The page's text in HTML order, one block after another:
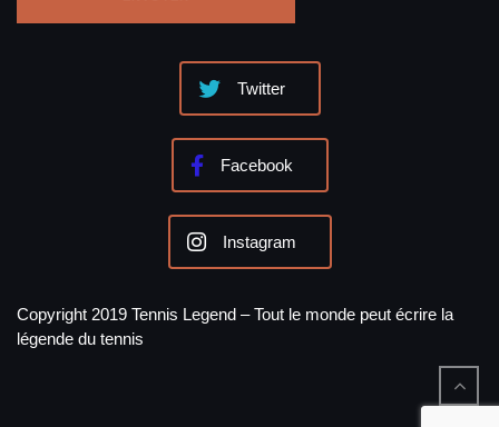
Twitter
Facebook
Instagram
Copyright 2019 Tennis Legend – Tout le monde peut écrire la
légende du tennis